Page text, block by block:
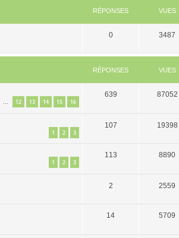
RÉPONSES VUES
0 3487
RÉPONSES VUES
… 12 13 14 15 16
639 87052
1 2 3
107 19398
1 2 3
113 8890
2 2559
14 5709